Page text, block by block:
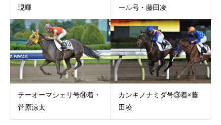
現暉
ール号・藤田凌
テーオーマシェリ号⑭着・
菅原涼太
カンキノナミダ号③着×藤
田凌